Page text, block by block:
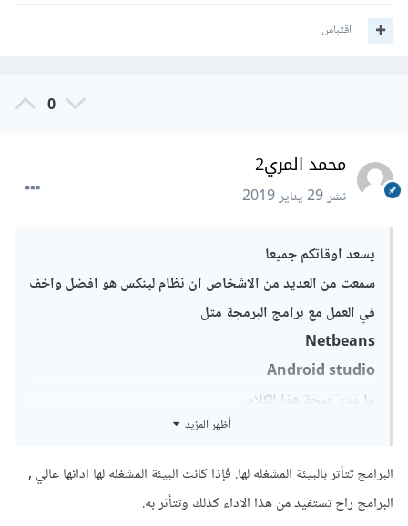
اقتباس
0
محمد المري2
نشر29 يناير 2019
يسعد اوقاتكم جميعا
سمعت من العديد من الاشخاص ان نظام لينكس هو افضل واخف
في العمل مع برامج البرمجة مثل
Netbeans
Android studio
ما مدى صحة هذا الكلام...
ويشغل اندرويد استوديو بكل سلاسة وبدون تهنيج او ثقل على
الجهاز
بينما في ويندوز يحتاج رام 8 وما فوق ويبقى هناك بطء في
أظهر المزيد
البرامج تتأثر بالبيئة المشغله لها. فإذا كانت البيئة المشغله لها ادائها عالي ,
البرامج راح تستفيد من هذا الاداء كذلك وتتأثر به.